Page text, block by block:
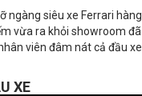
ngàng siêu xe Ferrari hàng
vừa ra khỏi showroom đã
viên đâm nát cả đầu xe
XE